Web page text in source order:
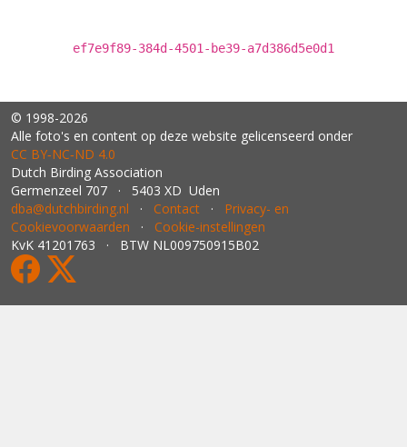
ef7e9f89-384d-4501-be39-a7d386d5e0d1
© 1998-2026
Alle foto's en content op deze website gelicenseerd onder
CC BY‑NC‑ND 4.0
Dutch Birding Association
Germenzeel 707 · 5403 XD Uden
dba@dutchbirding.nl · Contact · Privacy- en
Cookievoorwaarden · Cookie-instellingen
KvK 41201763 · BTW NL009750915B02